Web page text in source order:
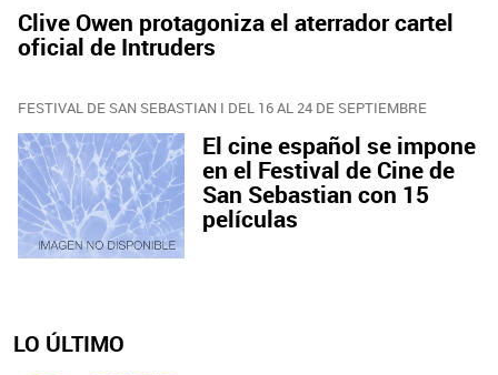
Clive Owen protagoniza el aterrador cartel
oficial de Intruders
FESTIVAL DE SAN SEBASTIAN I DEL 16 AL 24 DE SEPTIEMBRE
El cine español se impone
en el Festival de Cine de
San Sebastian con 15
películas
LO ÚLTIMO